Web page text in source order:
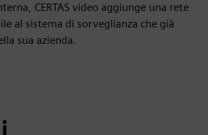
CERTAS video aggiunge una rete
al sistema di sorveglianza che già
sua azienda.